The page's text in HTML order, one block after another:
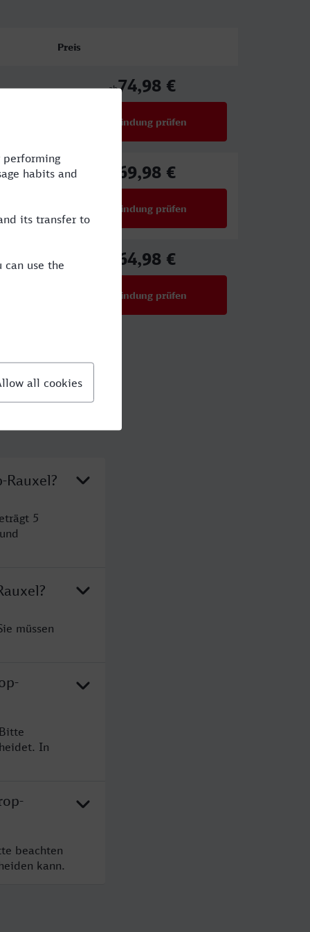
Preis
ab74,98 €
Verbindung prüfen
69,98 €
Verbindung prüfen
64,98 €
Verbindung prüfen
Rauxel?
5
müssen
In
beachten
kann.